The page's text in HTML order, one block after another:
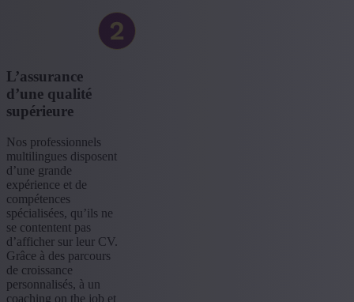
L’assurance
d’une qualité
supérieure
Nos professionnels
multilingues disposent
d’une grande
expérience et de
compétences
spécialisées, qu’ils ne
se contentent pas
d’afficher sur leur CV.
Grâce à des parcours
de croissance
personnalisés, à un
coaching on the job et